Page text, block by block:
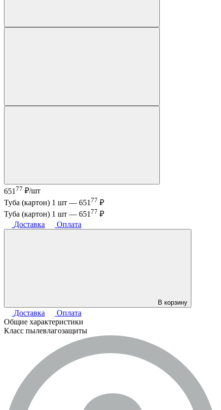
651 77 ₽/шт
Туба (картон) 1 шт — 651 77 ₽
Туба (картон) 1 шт — 651 77 ₽
Доставка
Оплата
В корзину
Доставка
Оплата
Общие характеристики
Класс пылевлагозащиты